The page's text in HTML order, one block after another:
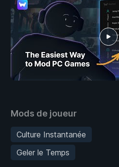
Mods de joueur
Culture Instantanée
Geler le Temps